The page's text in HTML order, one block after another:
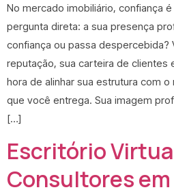
No mercado imobiliário, confiança
pergunta direta: a sua presença
confiança ou passa despercebida?
reputação, sua carteira de clientes
hora de alinhar sua estrutura com
que você entrega. Sua imagem
[…]
Escritório
Consultores